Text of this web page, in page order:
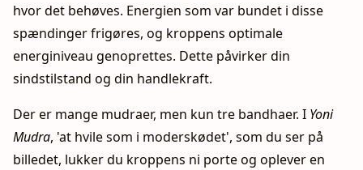
hvor det behøves. Energien som var bundet i disse
spændinger frigøres, og kroppens optimale
energiniveau genoprettes. Dette påvirker din
sindstilstand og din handlekraft.
Der er mange mudraer, men kun tre bandhaer. I Yoni
Mudra, 'at hvile som i moderskødet', som du ser på
billedet, lukker du kroppens ni porte og oplever en